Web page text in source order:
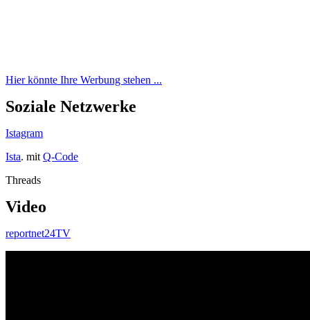
Hier könnte Ihre Werbung stehen ...
Soziale Netzwerke
Istagram
Ista. mit Q-Code
Threads
Video
reportnet24TV